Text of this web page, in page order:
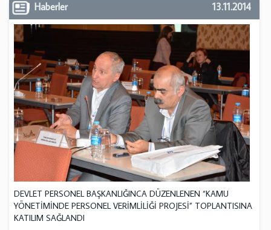
Haberler 13.11.2014
DEVLET PERSONEL BAŞKANLIĞINCA DÜZENLENEN “KAMU
YÖNETİMİNDE PERSONEL VERİMLİLİĞİ PROJESİ” TOPLANTISINA
KATILIM SAĞLANDI